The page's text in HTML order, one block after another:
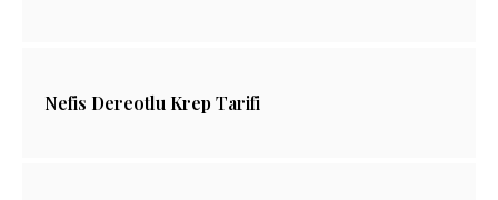
Nefis Dereotlu Krep Tarifi